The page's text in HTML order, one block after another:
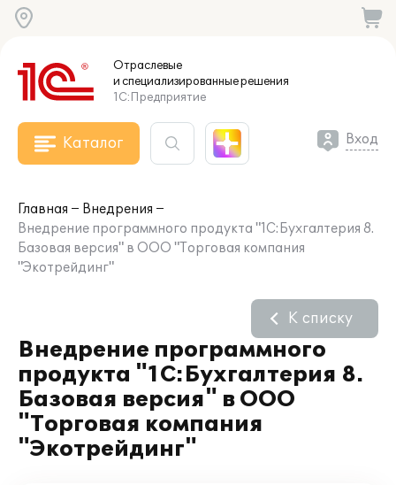
Отраслевые
и специализированныерешения
1С:Предприятие
Каталог Вход
Главная
Внедрения
Внедрение программного продукта "1С:Бухгалтерия 8.
Базовая версия" в ООО "Торговая компания
"Экотрейдинг"
Внедрение программного
продукта "1С:Бухгалтерия 8.
Базовая версия" в ООО
"Торговая компания
"Экотрейдинг"
К списку